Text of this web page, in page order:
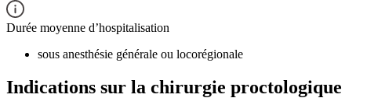
Durée moyenne d’hospitalisation
sous anesthésie générale ou locorégionale
Indications sur la chirurgie proctologique